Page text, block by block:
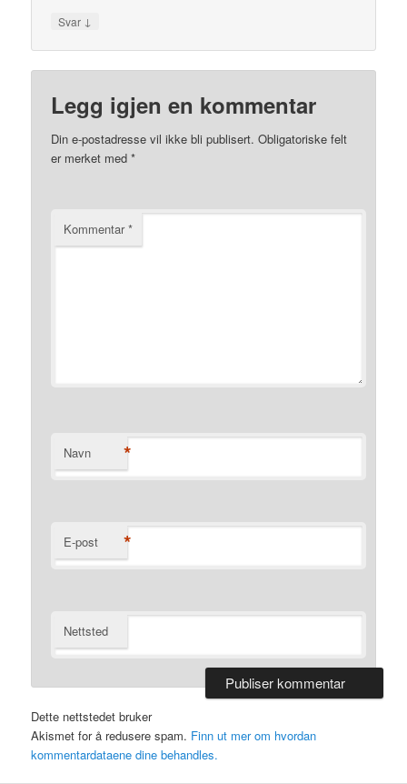
Svar ↓
Legg igjen en kommentar
Din e-postadresse vil ikke bli publisert. Obligatoriske felt
er merket med*
Kommentar*
Navn *
E-post *
Nettsted
Dette nettstedet bruker
Akismet for å redusere spam. Finn ut mer om hvordan
kommentardataene dine behandles.